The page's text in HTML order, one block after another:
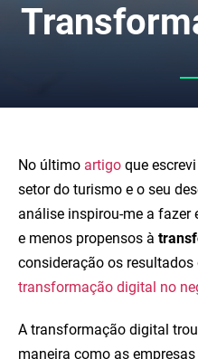
No último artigo que
setor do turismo e o seu
análise inspirou-me a fazer
e menos propensos à
consideração os resultados
transformação digital no
A transformação digital
maneira como as